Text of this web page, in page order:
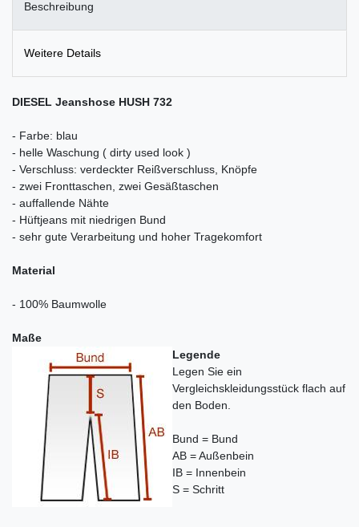
Beschreibung
Weitere Details
DIESEL Jeanshose HUSH 732
- Farbe: blau
- helle Waschung ( dirty used look )
- Verschluss: verdeckter Reißverschluss, Knöpfe
- zwei Fronttaschen, zwei Gesäßtaschen
- auffallende Nähte
- Hüftjeans mit niedrigen Bund
- sehr gute Verarbeitung und hoher Tragekomfort
Material
- 100% Baumwolle
Maße
Legende
Legen Sie ein
Vergleichskleidungsstück flach auf
den Boden.
Bund = Bund
AB = Außenbein
IB = Innenbein
S = Schritt